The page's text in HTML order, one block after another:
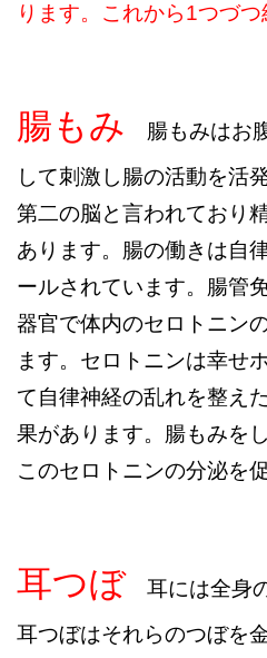
ります。これから1つづつ
腸もみ 腸もみはお
して刺激し腸の活動を活
第二の脳と言われており
あります。腸の働きは自
ールされています。腸管
器官で体内のセロトニン
ます。セロトニンは幸せ
て自律神経の乱れを整え
果があります。腸もみを
このセロトニンの分泌を
耳つぼ
耳には全身
耳つぼはそれらのつぼを